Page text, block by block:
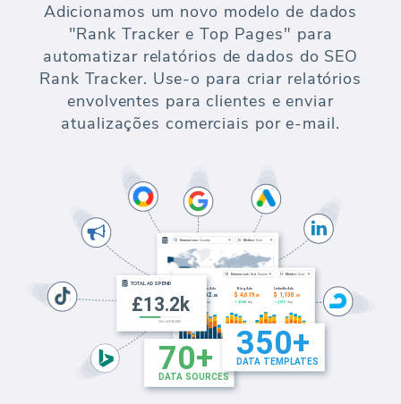
Adicionamos um novo modelo de dados
"Rank Tracker e Top Pages" para
automatizar relatórios de dados do SEO
Rank Tracker. Use-o para criar relatórios
envolventes para clientes e enviar
atualizações comerciais por e-mail.